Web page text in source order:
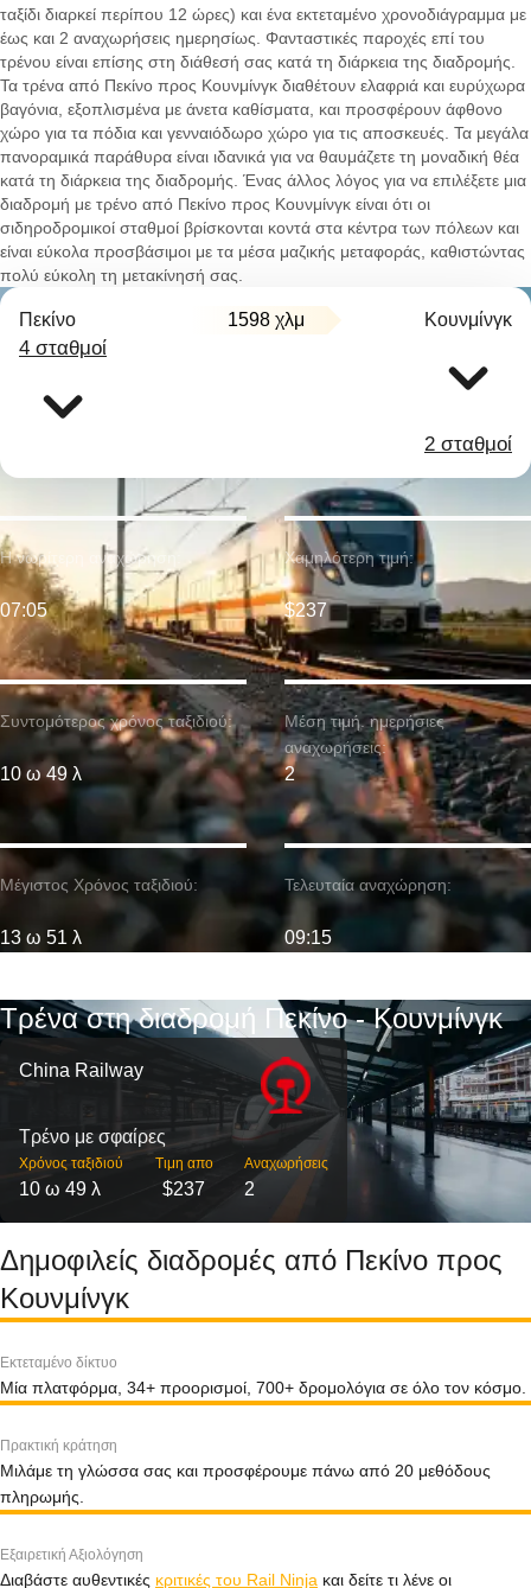
ταξίδι διαρκεί περίπου 12 ώρες) και ένα εκτεταμένο χρονοδιάγραμμα με
έως και 2 αναχωρήσεις ημερησίως. Φανταστικές παροχές επί του
τρένου είναι επίσης στη διάθεσή σας κατά τη διάρκεια της διαδρομής.
Τα τρένα από Πεκίνο προς Κουνμίνγκ διαθέτουν ελαφριά και ευρύχωρα
βαγόνια, εξοπλισμένα με άνετα καθίσματα, και προσφέρουν άφθονο
χώρο για τα πόδια και γενναιόδωρο χώρο για τις αποσκευές. Τα μεγάλα
πανοραμικά παράθυρα είναι ιδανικά για να θαυμάζετε τη μοναδική θέα
κατά τη διάρκεια της διαδρομής. Ένας άλλος λόγος για να επιλέξετε μια
διαδρομή με τρένο από Πεκίνο προς Κουνμίνγκ είναι ότι οι
σιδηροδρομικοί σταθμοί βρίσκονται κοντά στα κέντρα των πόλεων και
είναι εύκολα προσβάσιμοι με τα μέσα μαζικής μεταφοράς, καθιστώντας
πολύ εύκολη τη μετακίνησή σας.
Πεκίνο 1598 χλμ Κουνμίνγκ
4 σταθμοί
2 σταθμοί
Συντομότερος χρόνος ταξιδιού:
10 ω 49 λ
Η νωρίτερη αναχώρηση:
07:05
Μέγιστος Χρόνος ταξιδιού:
13 ω 51 λ
Χαμηλότερη τιμή:
$237
Μέση τιμή. ημερήσιες
αναχωρήσεις:
2
Τελευταία αναχώρηση:
09:15
Τρένα στη διαδρομή Πεκίνο - Κουνμίνγκ
China Railway
Τρένο με σφαίρες
Χρόνος ταξιδιού
10 ω 49 λ
Τιμη απο
$237
Αναχωρήσεις
2
Δημοφιλείς διαδρομές από Πεκίνο προς
Κουνμίνγκ
Εκτεταμένο δίκτυο
Μία πλατφόρμα, 34+ προορισμοί, 700+ δρομολόγια σε όλο τον κόσμο.
Πρακτική κράτηση
Μιλάμε τη γλώσσα σας και προσφέρουμε πάνω από 20 μεθόδους
πληρωμής.
Εξαιρετική Αξιολόγηση
Διαβάστε αυθεντικές κριτικές του Rail Ninja και δείτε τι λένε οι